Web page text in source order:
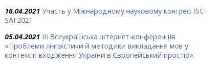
16.04.2021 Участь у Міжнародному науковому конгресі ISC–
SAI 2021
05.04.2021 IІІ Всеукраїнська Інтернет-конференція
«Проблеми лінгвістики й методики викладання мов у
контексті входження України в Європейський простір»